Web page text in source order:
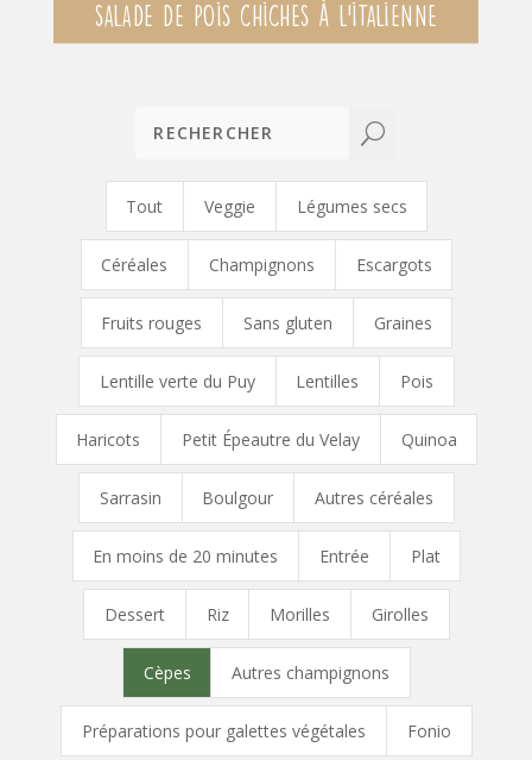
Salade de pois chiches à l’italienne
U
Tout Veggie Légumes secs
Céréales Champignons Escargots
Fruits rouges Sans gluten Graines
Lentille verte du Puy Lentilles Pois
Haricots Petit Épeautre du Velay Quinoa
Sarrasin Boulgour Autres céréales
En moins de 20 minutes Entrée Plat
Dessert Riz Morilles Girolles
Cèpes Autres champignons
Préparations pour galettes végétales Fonio